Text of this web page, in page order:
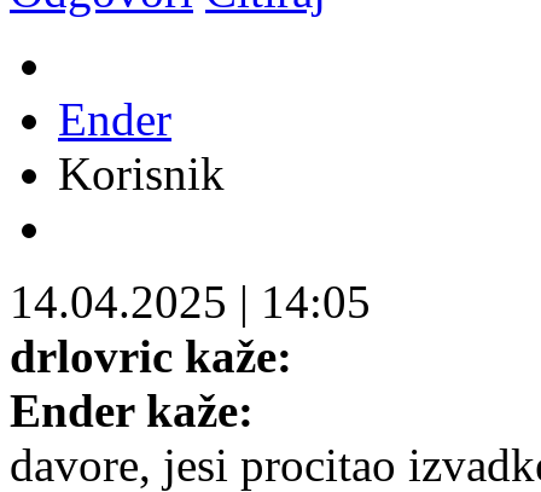
Ender
Korisnik
14.04.2025 | 14:05
drlovric kaže:
Ender kaže:
davore, jesi procitao